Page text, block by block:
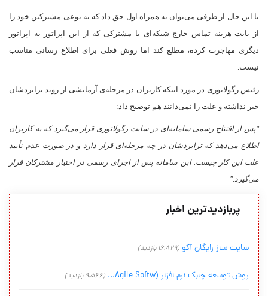
با این حال از طرفی می‌توان به همراه اول حق داد که به نوعی مشترکین خود را
از بابت هزینه‌ تماس خارج شبکه‌ای با مشترکی که از این اپراتور به اپراتور
دیگری مهاجرت کرده، مطلع کند اما روش فعلی برای اطلاع رسانی مناسب
نیست.
رئیس رگولاتوری در مورد اینکه کاربران در مرحله‌ی آزمایشی از روند ترابردشان
خبر نداشته و علت را نمی‌دانند هم توضیح داد:
"پس از افتتاح رسمی سامانه‌ای در سایت رگولاتوری قرار می‌گیرد که به کاربران
اطلاع می‌دهد که ترابردشان در چه مرحله‌ای قرار دارد و در صورت عدم تأیید
علت این کار چیست. این سامانه پس از اجرای رسمی در اختیار مشترکان قرار
می‌گیرد."
پربازدیدترین اخبار
سایت ساز رایگان آکو (16,829 بازدید)
روش توسعه چابک نرم افزار (Agile Softw... (9,566 بازدید)